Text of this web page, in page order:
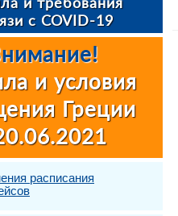
расписания